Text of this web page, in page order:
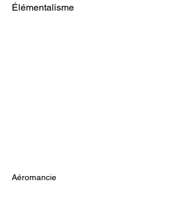
Élémentalisme
Aéromancie